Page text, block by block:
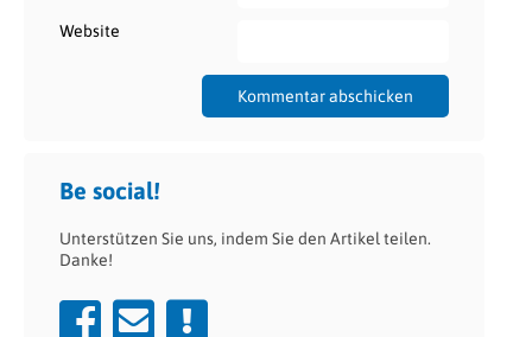
Website
Be social!
Unterstützen Sie uns, indem Sie den Artikel teilen.
Danke!